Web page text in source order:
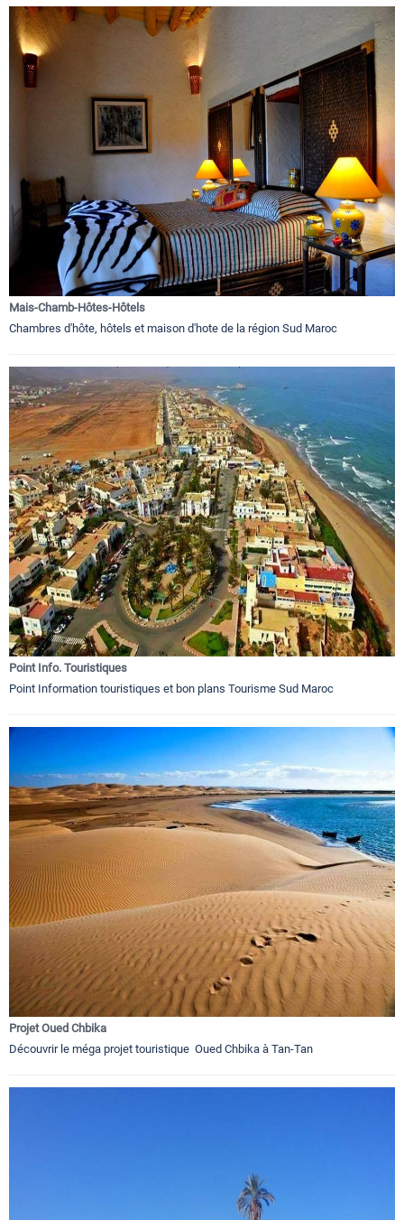
Mais-Chamb-Hôtes-Hôtels
Chambres d'hôte, hôtels et maison d'hote de la région Sud Maroc
Point Info. Touristiques
Point Information touristiques et bon plans Tourisme Sud Maroc
Projet Oued Chbika
Découvrir le méga projet touristique Oued Chbika à Tan-Tan